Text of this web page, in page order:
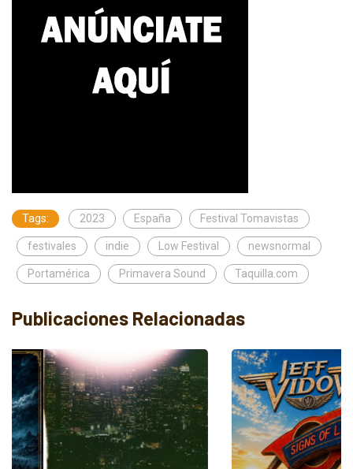
Tags: 2023 España Festival Tomavistas
festivales indie Low Festival newsnormal
Portamérica Primavera Sound Taquilla.com
Publicaciones Relacionadas